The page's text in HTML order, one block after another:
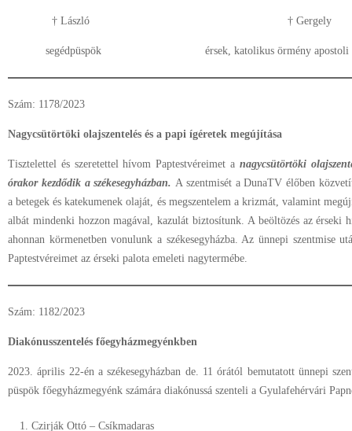
† László † Gergely
segédpüspök érsek, katolikus örmény apostoli
Szám: 1178/2023
Nagycsütörtöki olajszentelés és a papi ígéretek megújítása
Tisztelettel és szeretettel hívom Paptestvéreimet a nagycsütörtöki
órakor kezdődik a székesegyházban. A szentmisét a DunaTV élőben
a betegek és katekumenek olaját, és megszentelem a krizmát, valamint
albát mindenki hozzon magával, kazulát biztosítunk. A beöltözés az
ahonnan körmenetben vonulunk a székesegyházba. Az ünnepi szentmise
Paptestvéreimet az érseki palota emeleti nagytermébe.
Szám: 1182/2023
Diakónusszentelés főegyházmegyénkben
2023. április 22-én a székesegyházban de. 11 órától bemutatott ünnepi
püspök főegyházmegyénk számára diakónussá szenteli a Gyulafehérvári
Czirják Ottó – Csíkmadaras